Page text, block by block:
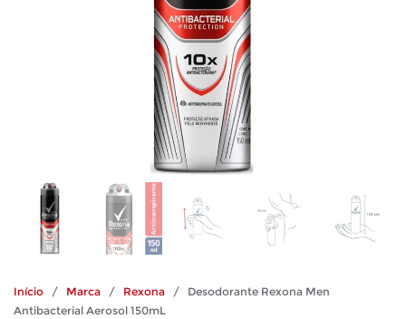
Início / Marca / Rexona / Desodorante Rexona Men
Antibacterial Aerosol 150mL